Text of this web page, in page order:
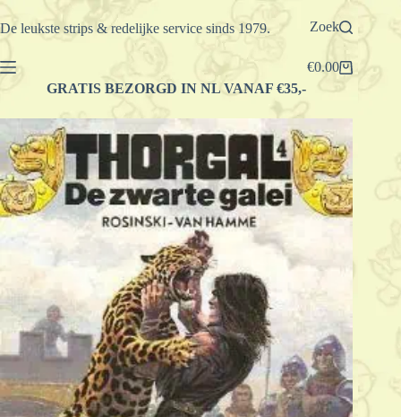
Ga
naar
De leukste strips & redelijke service sinds 1979. Zoek
Winkelwagen
€0.00
GRATIS BEZORGD IN NL VANAF €35,-